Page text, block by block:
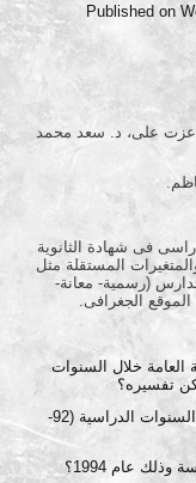
Published on
عزت على، د. سعد محمد
فى شهادة الثانوية
والمتغيرات المستقلة مثل
(92-1994) أنواع المدارس (رسمية- معانة-
الجغرافى.
العامة خلال السنوات
ما مدى قوة العلاقة بين متغير النتائج ومتغير السنوات الدراسية (92-
عام 1994؟